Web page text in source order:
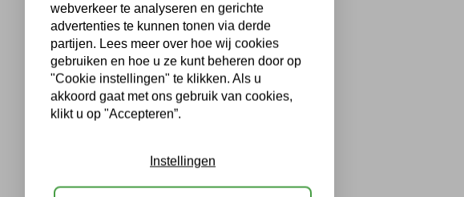
webverkeer te analyseren en gerichte
advertenties te kunnen tonen via derde
partijen. Lees meer over hoe wij cookies
gebruiken en hoe u ze kunt beheren door op
"Cookie instellingen" te klikken. Als u
akkoord gaat met ons gebruik van cookies,
klikt u op "Accepteren”.
Instellingen